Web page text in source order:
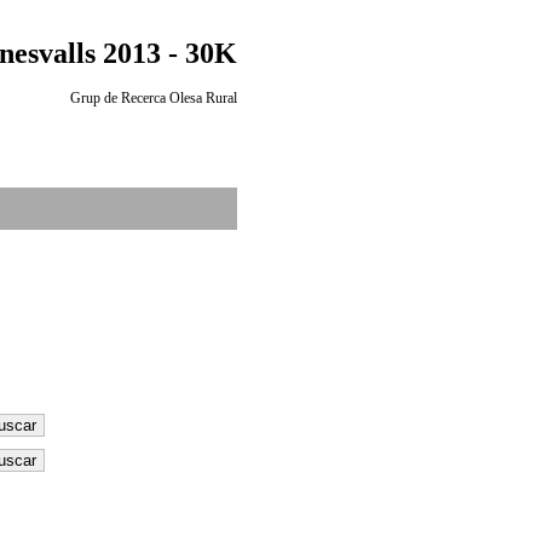
2013 - 30K
Grup de Recerca Olesa Rural